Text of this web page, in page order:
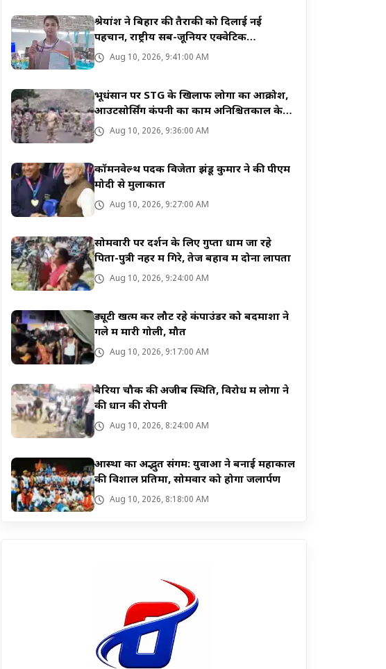
श्रेयांश ने बिहार की तैराकी को दिलाई नई
पहचान, राष्ट्रीय सब-जूनियर एक्वेटिक
चैंपियनशिप में जीता पदक
Aug 10, 2026, 9:41:00 AM
भूधंसान पर STG के खिलाफ लोगों का आक्रोश,
आउटसोर्सिंग कंपनी का काम अनिश्चितकाल के
लिए बंदAug 10, 2026, 9:36:00 AM
कॉमनवेल्थ पदक विजेता झंडू कुमार ने की पीएम
मोदी से मुलाकात
Aug 10, 2026, 9:27:00 AM
सोमवारी पर दर्शन के लिए गुप्ता धाम जा रहे
पिता-पुत्री नहर में गिरे, तेज बहाव में दोनों लापता
Aug 10, 2026, 9:24:00 AM
ड्यूटी खत्म कर लौट रहे कंपाउंडर को बदमाशों ने
गले में मारी गोली, मौत
Aug 10, 2026, 9:17:00 AM
बैरिया चौक की अजीब स्थिति, विरोध में लोगों ने
की धान की रोपनी
Aug 10, 2026, 8:24:00 AM
आस्था का अद्भुत संगम: युवाओं ने बनाई महाकाल
की विशाल प्रतिमा, सोमवार को होगा जलार्पण
Aug 10, 2026, 8:18:00 AM